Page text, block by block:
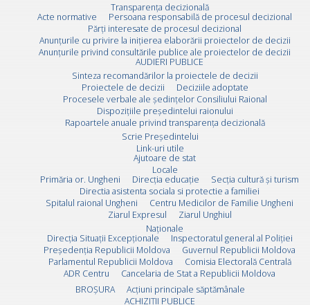
Transparența decizională
Acte normative
Persoana responsabilă de procesul decizional
Părți interesate de procesul decizional
Anunțurile cu privire la inițierea elaborării proiectelor de decizii
Anunțurile privind consultările publice ale proiectelor de decizii
AUDIERI PUBLICE
Sinteza recomandărilor la proiectele de decizii
Proiectele de decizii
Deciziile adoptate
Procesele verbale ale ședințelor Consiliului Raional
Dispozițiile președintelui raionului
Rapoartele anuale privind transparența decizională
Scrie Preşedintelui
Link-uri utile
Ajutoare de stat
Locale
Primăria or. Ungheni
Direcția educație
Secția cultură și turism
Directia asistenta sociala si protectie a familiei
Spitalul raional Ungheni
Centru Medicilor de Familie Ungheni
Ziarul Expresul
Ziarul Unghiul
Naționale
Direcţia Situaţii Excepţionale
Inspectoratul general al Poliției
Preşedenţia Republicii Moldova
Guvernul Republicii Moldova
Parlamentul Republicii Moldova
Comisia Electorală Centrală
ADR Centru
Cancelaria de Stat a Republicii Moldova
BROȘURA
Acţiuni principale săptămânale
ACHIZIȚII PUBLICE